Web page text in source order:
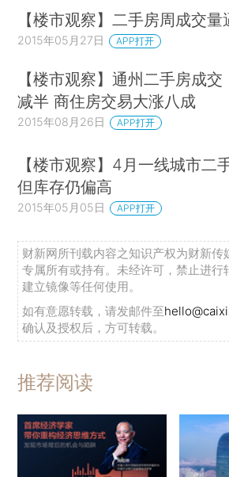
【楼市观察】二手房周成交量
2015年05月27日 APP打开
【楼市观察】通州二手房成交
减半 商住房交易大涨八成
2015年08月26日 APP打开
【楼市观察】4月一线城市二
但库存仍偏高
2015年05月05日 APP打开
财新网所刊载内容之知识产权为财新传
专属所有或持有。未经许可，禁止进行
建立镜像等任何使用。
如有意愿转载，请发邮件至
确认及授权后，方可转载。
推荐阅读